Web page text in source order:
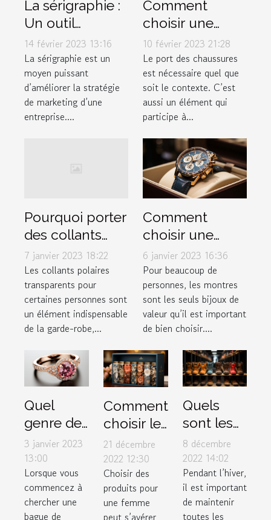
La sérigraphie :
Un outil
marketing à ne
pas négliger
14 février 2023 13:16
La sérigraphie est un
moyen puissant
d’améliorer la stratégie
de marketing d’une
entreprise....
Comment
choisir une
chaussure ?
10 février 2023 21:28
Le port des chaussures
est nécessaire quel que
soit le contexte. C’est
aussi un élément qui
participe à...
Pourquoi porter
des collants
polaires
transparents ?
7 janvier 2023 18:22
Les collants polaires
transparents pour
certaines personnes sont
un élément indispensable
de la garde-robe,...
Comment
choisir une
montre de luxe
?
6 janvier 2023 16:36
Pour beaucoup de
personnes, les montres
sont les seuls bijoux de
valeur qu’il est important
de bien choisir....
Quel
genre de
bague de
fiançailles
faut-il
offrir à sa
chérie ?
3 janvier 2023
13:00
Lorsque vous
commencez à
chercher une
bague de
Comment
choisir le
meilleur
box pour
femme ?
21 décembre
2022 12:30
Choisir des
produits pour
une femme
peut s’avérer
Quels
sont les
critères
de choix
d’une
parfaite
paire de
8 décembre
2022 14:02
Pendant l’hiver,
il est important
de maintenir
toutes les